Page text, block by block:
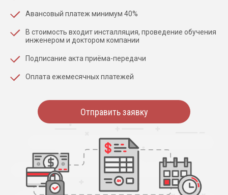
Авансовый платеж минимум 40%
В стоимость входит инсталляция, проведение обучения
инженером и доктором компании
Подписание акта приёма-передачи
Оплата ежемесячных платежей
Отправить заявку